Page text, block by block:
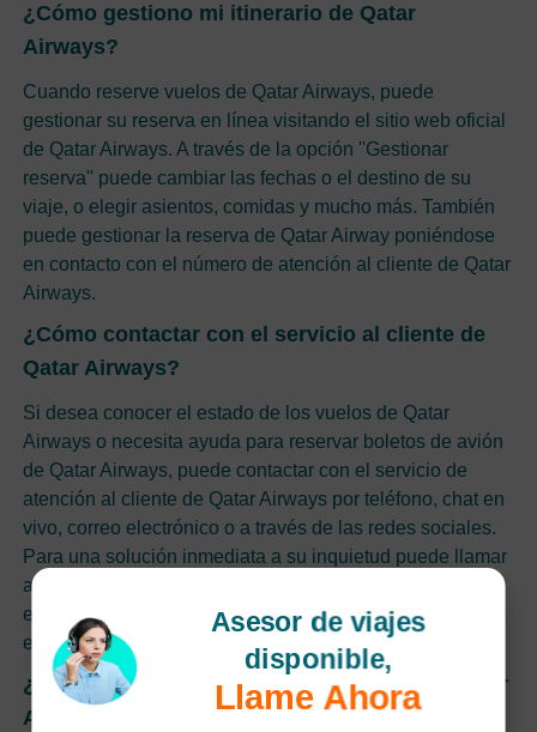
¿Cómo gestiono mi itinerario de Qatar
Airways?
Cuando reserve vuelos de Qatar Airways, puede
gestionar su reserva en línea visitando el sitio web oficial
de Qatar Airways. A través de la opción ''Gestionar
reserva'' puede cambiar las fechas o el destino de su
viaje, o elegir asientos, comidas y mucho más. También
puede gestionar la reserva de Qatar Airway poniéndose
en contacto con el número de atención al cliente de Qatar
Airways.
¿Cómo contactar con el servicio al cliente de
Qatar Airways?
Si desea conocer el estado de los vuelos de Qatar
Airways o necesita ayuda para reservar boletos de avión
de Qatar Airways, puede contactar con el servicio de
atención al cliente de Qatar Airways por teléfono, chat en
vivo, correo electrónico o a través de las redes sociales.
Para una solución inmediata a su inquietud puede llamar
al teléfono de atención al cliente de Qatar Airways en
español que es +1-877-777-2827 y obtener asistencia
especial.
¿Cómo aprovechar las últimas ofertas de Qatar
Airways?
Asesor de viajes
disponible,
Llame Ahora